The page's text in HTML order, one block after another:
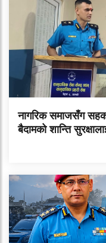
नागरिक समाजसँग
बैदामको शान्ति